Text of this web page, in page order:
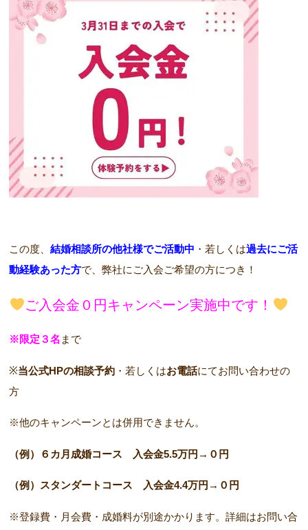
この度、結婚相談所の他社様でご活動中 ・若しくは過去にご活
動経験あった方で、弊社にご入会ご希望の方につき！
ご入会金０円キャンペーン実施中です！
※限定３名 まで
※当公式HPの相談予約 ・若しくはお電話にてお問い合わせの
方
※他のキャンペーンとは併用できません。
（例）６カ月成婚コース 入会金5.5万円→０円
（例）スタンダートコース 入会金4.4万円→０円
※登録費・月会費・成婚料が別途かかります。詳細はお問い合